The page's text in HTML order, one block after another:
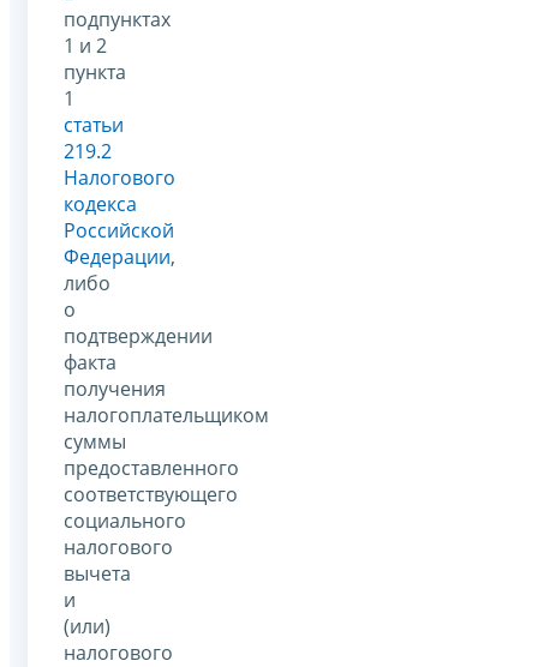
подпунктах
1 и 2
пункта
1
статьи
219.2
Налогового
кодекса
Российской
Федерации,
либо
о
подтверждении
факта
получения
налогоплательщиком
суммы
предоставленного
соответствующего
социального
налогового
вычета
и
(или)
налогового